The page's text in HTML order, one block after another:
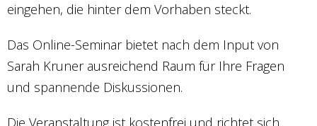
eingehen, die hinter dem Vorhaben steckt.
Das Online-Seminar bietet nach dem Input von
Sarah Kruner ausreichend Raum für Ihre Fragen
und spannende Diskussionen.
Die Veranstaltung ist kostenfrei und richtet sich